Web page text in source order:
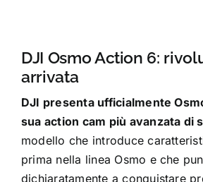
DJI Osmo Action 6:
arrivata
DJI presenta ufficialmente
sua action cam più avanzata di
modello che introduce
prima nella linea Osmo e che
dichiaratamente a conquistare